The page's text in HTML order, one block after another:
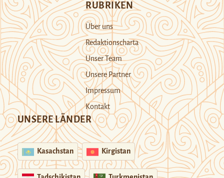
RUBRIKEN
Über uns
Redaktionscharta
Unser Team
Unsere Partner
Impressum
Kontakt
UNSERE LÄNDER
Kasachstan Kirgistan